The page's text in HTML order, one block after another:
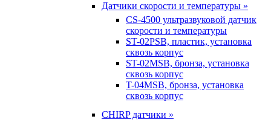
Датчики скорости и температуры »
CS-4500 ультразвуковой датчик
скорости и температуры
ST-02PSB, пластик, установка
сквозь корпус
ST-02MSB, бронза, установка
сквозь корпус
T-04MSB, бронза, установка
сквозь корпус
CHIRP датчики »